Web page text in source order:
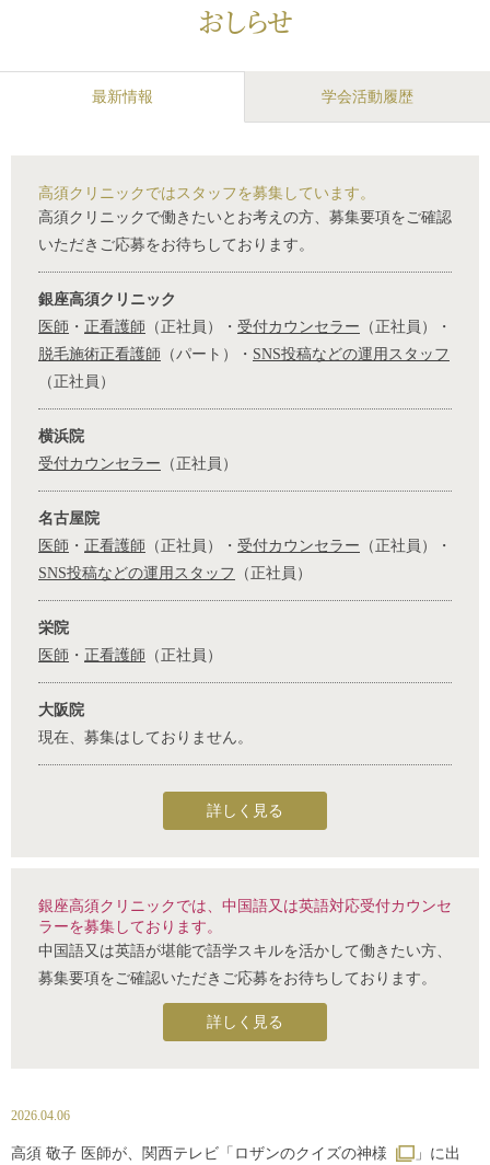
おしらせ
最新情報 学会活動履歴
高須クリニックではスタッフを募集しています。
高須クリニックで働きたいとお考えの方、募集要項をご確認
いただきご応募をお待ちしております。
銀座高須クリニック
医師 ・ 正看護師 （正社員）・ 受付カウンセラー （正社員）・
脱毛施術正看護師 （パート）・ SNS投稿などの運用スタッフ
（正社員）
横浜院
受付カウンセラー （正社員）
名古屋院
医師 ・ 正看護師 （正社員）・ 受付カウンセラー （正社員）・
SNS投稿などの運用スタッフ
（正社員）
栄院
医師 ・ 正看護師 （正社員）
大阪院
現在、募集はしておりません。
詳しく見る
銀座高須クリニックでは、中国語又は英語対応受付カウンセ
ラーを募集しております。
中国語又は英語が堪能で語学スキルを活かして働きたい方、
募集要項をご確認いただきご応募をお待ちしております。
詳しく見る
2026.04.06
高須 敬子 医師が、関西テレビ「 ロザンのクイズの神様
」に出